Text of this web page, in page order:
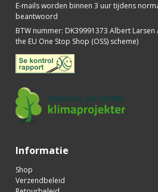
E-mails worden binnen 3 uur tijdens
beantwoord
BTW nummer: DK39991373 Albert
the EU One Stop Shop (OSS) scheme)
Informatie
Shop
Verzendbeleid